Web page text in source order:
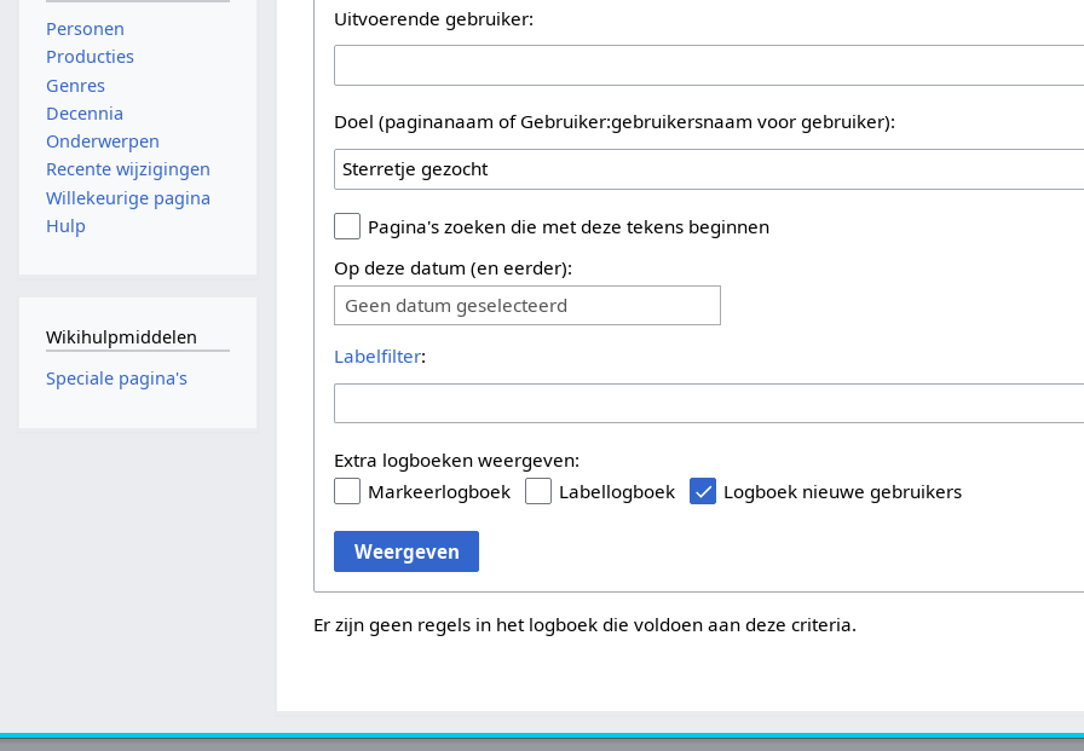
Uitvoerende gebruiker:
Doel (paginanaam of Gebruiker:gebruikersnaam voor gebruiker):
Pagina's zoeken die met deze tekens beginnen
Op deze datum (en eerder):
Geen datum geselecteerd
Labelfilter:
Extra logboeken weergeven:
Markeerlogboek
Labellogboek Logboek nieuwe gebruikers
Weergeven
Er zijn geen regels in het logboek die voldoen aan deze criteria.
Personen
Producties
Genres
Decennia
Onderwerpen
Recente wijzigingen
Willekeurige pagina
Hulp
Wikihulpmiddelen
Speciale pagina's